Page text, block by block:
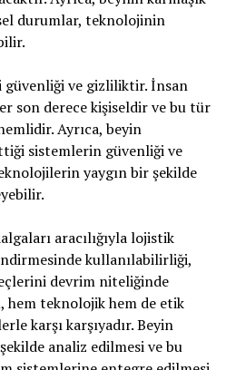
durumlar, teknolojinin
güvenliği ve gizliliktir. İnsan
son derece kişiseldir ve bu tür
Ayrıca, beyin
sistemlerin güvenliği ve
yaygın bir şekilde
aracılığıyla lojistik
kullanılabilirliği,
devrim niteliğinde
hem teknolojik hem de etik
karşı karşıyadır. Beyin
analiz edilmesi ve bu